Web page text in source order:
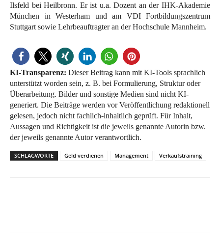
Ilsfeld bei Heilbronn. Er ist u.a. Dozent an der IHK-Akademie
München in Westerham und am VDI Fortbildungszentrum
Stuttgart sowie Lehrbeauftragter an der Hochschule Mannheim.
KI-Transparenz: Dieser Beitrag kann mit KI-Tools sprachlich
unterstützt worden sein, z. B. bei Formulierung, Struktur oder
Überarbeitung. Bilder und sonstige Medien sind nicht KI-
generiert. Die Beiträge werden vor Veröffentlichung redaktionell
gelesen, jedoch nicht fachlich-inhaltlich geprüft. Für Inhalt,
Aussagen und Richtigkeit ist die jeweils genannte Autorin bzw.
der jeweils genannte Autor verantwortlich.
SCHLAGWORTE Geld verdienen Management Verkaufstraining